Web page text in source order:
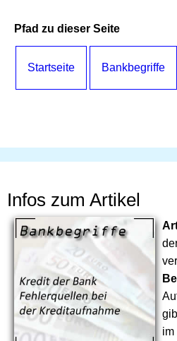
Pfad zu dieser Seite
Startseite Bankbegriffe
Infos zum Artikel
im